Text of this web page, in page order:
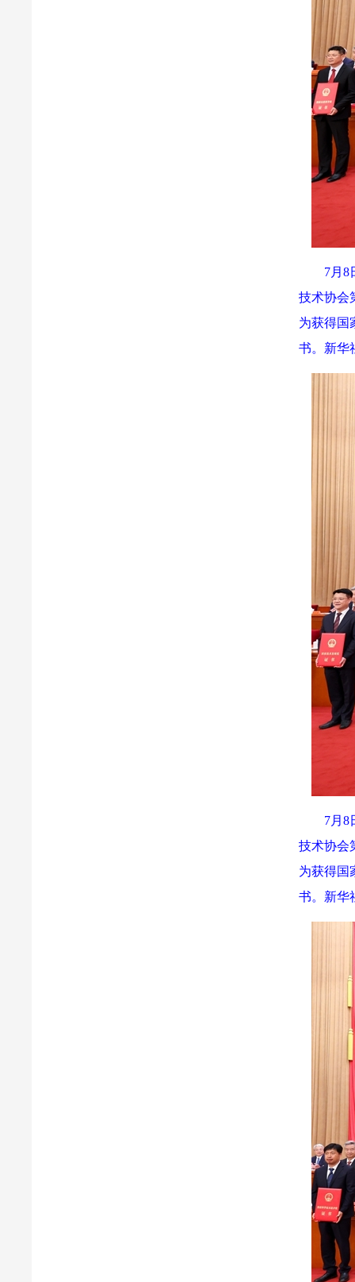
7月8
技术协会
为获得国
书。新华
7月8
技术协会
为获得国
书。新华